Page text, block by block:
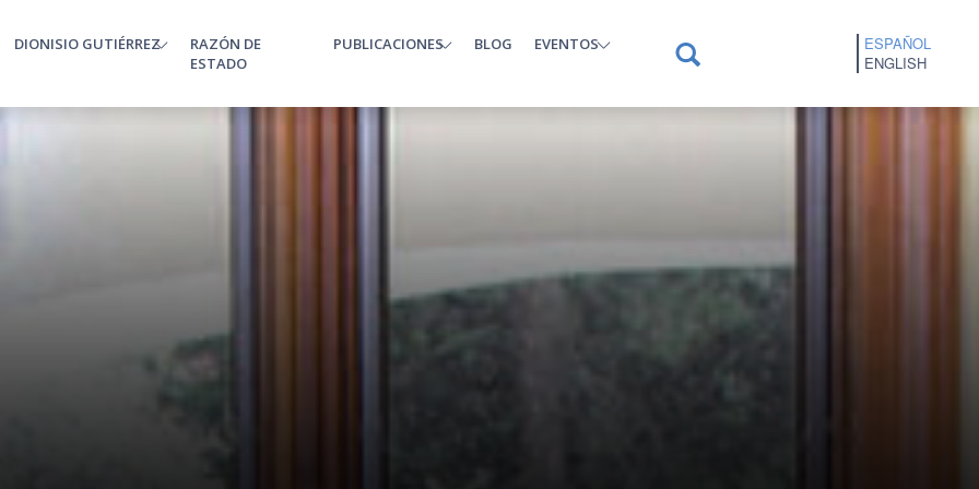
DIONISIO GUTIÉRREZ
RAZÓN DE
ESTADO
PUBLICACIONES BLOG EVENTOS
ESPAÑOL
ENGLISH